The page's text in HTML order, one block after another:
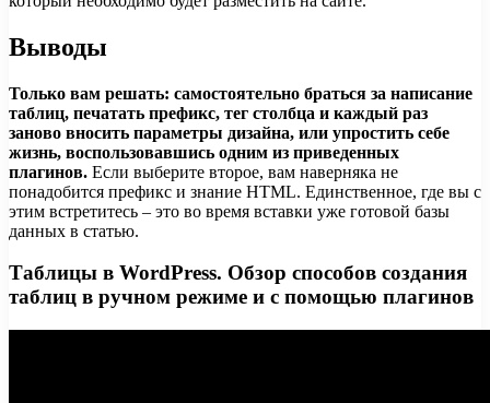
Выводы
Только вам решать: самостоятельно браться за написание
таблиц, печатать префикс, тег столбца и каждый раз
заново вносить параметры дизайна, или упростить себе
жизнь, воспользовавшись одним из приведенных
плагинов. Если выберите второе, вам наверняка не
понадобится префикс и знание HTML. Единственное, где вы с
этим встретитесь – это во время вставки уже готовой базы
данных в статью.
Таблицы в WordPress. Обзор способов создания
таблиц в ручном режиме и с помощью плагинов